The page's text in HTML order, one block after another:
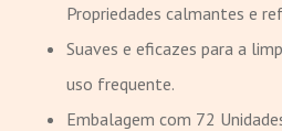
Propriedades calmantes e
Suaves e eficazes para a
uso frequente.
Embalagem com 72